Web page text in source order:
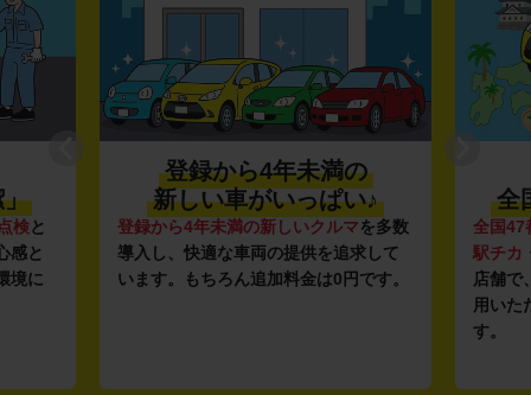
」
検と
感と
境に
登録から4年未満の
新しい車がいっぱい♪
登録から4年未満の新しいクルマを多数
導入し、快適な車両の提供を追求して
います。もちろん追加料金は0円です。
全
全国47
駅チカ
店舗で
用いた
す。